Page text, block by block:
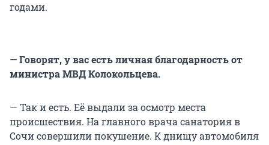
годами.
— Говорят, у вас есть личная благодарность от
министра МВД Колокольцева.
— Так и есть. Её выдали за осмотр места
происшествия. На главного врача санатория в
Сочи совершили покушение. К днищу автомобиля